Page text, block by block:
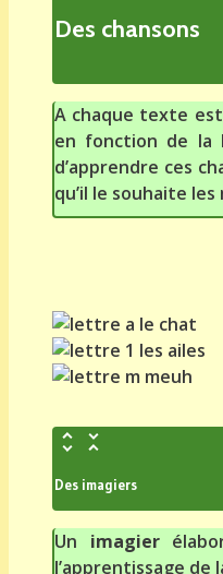
Des chansons
A chaque texte
en fonction de la
d’apprendre ces
qu’il le souhaite
Des imagiers
Un imagier
l’apprentissage de